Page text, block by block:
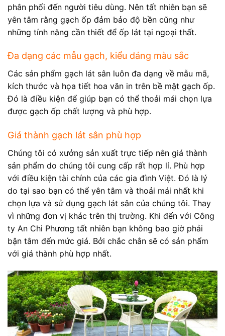
phân phối đến người tiêu dùng. Nên tất nhiên bạn sẽ
yên tâm rằng gạch ốp đảm bảo độ bền cũng như
những tính năng cần thiết để ốp lát tại ngoại thất.
Đa dạng các mẫu gạch, kiểu dáng màu sắc
Các sản phẩm gạch lát sân luôn đa dạng về mẫu mã,
kích thước và họa tiết hoa văn in trên bề mặt gạch ốp.
Đó là điều kiện để giúp bạn có thể thoải mái chọn lựa
được gạch ốp chất lượng và phù hợp.
Giá thành gạch lát sân phù hợp
Chúng tôi có xưởng sản xuất trực tiếp nên giá thành
sản phẩm do chúng tôi cung cấp rất hợp lí. Phù hợp
với điều kiện tài chính của các gia đình Việt. Đó là lý
do tại sao bạn có thể yên tâm và thoải mái nhất khi
chọn lựa và sử dụng gạch lát sân của chúng tôi. Thay
vì những đơn vị khác trên thị trường. Khi đến với Công
ty An Chi Phương tất nhiên bạn không bao giờ phải
bận tâm đến mức giá. Bởi chắc chắn sẽ có sản phẩm
với giá thành phù hợp nhất.